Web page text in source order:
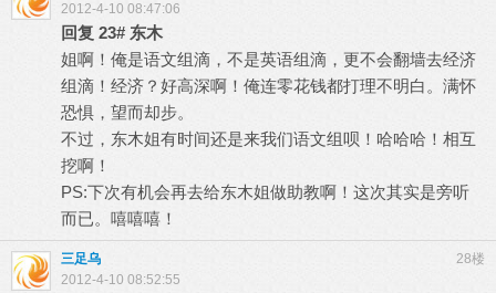
2012-4-10 08:47:06
回复 23# 东木
姐啊！俺是语文组滴，不是英语组滴，更不会翻墙去经济
组滴！经济？好高深啊！俺连零花钱都打理不明白。满怀
恐惧，望而却步。
不过，东木姐有时间还是来我们语文组呗！哈哈哈！相互
挖啊！
PS:下次有机会再去给东木姐做助教啊！这次其实是旁听
而已。嘻嘻嘻！
28楼
三足乌
2012-4-10 08:52:55